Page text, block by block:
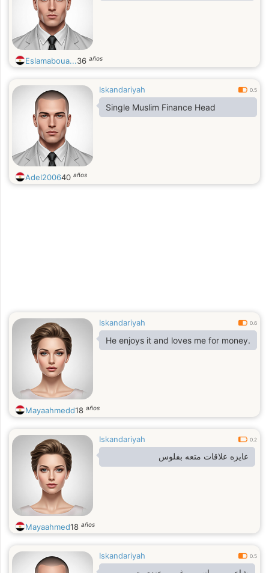
Eslamaboua...36 años
Iskandariyah 0.5
Single Muslim Finance Head
Adel200640 años
Iskandariyah 0.6
He enjoys it and loves me for money.
Mayaahmedd18 años
Iskandariyah 0.2
عايزه علاقات متعه بفلوس
Mayaahmed18 años
Iskandariyah 0.5